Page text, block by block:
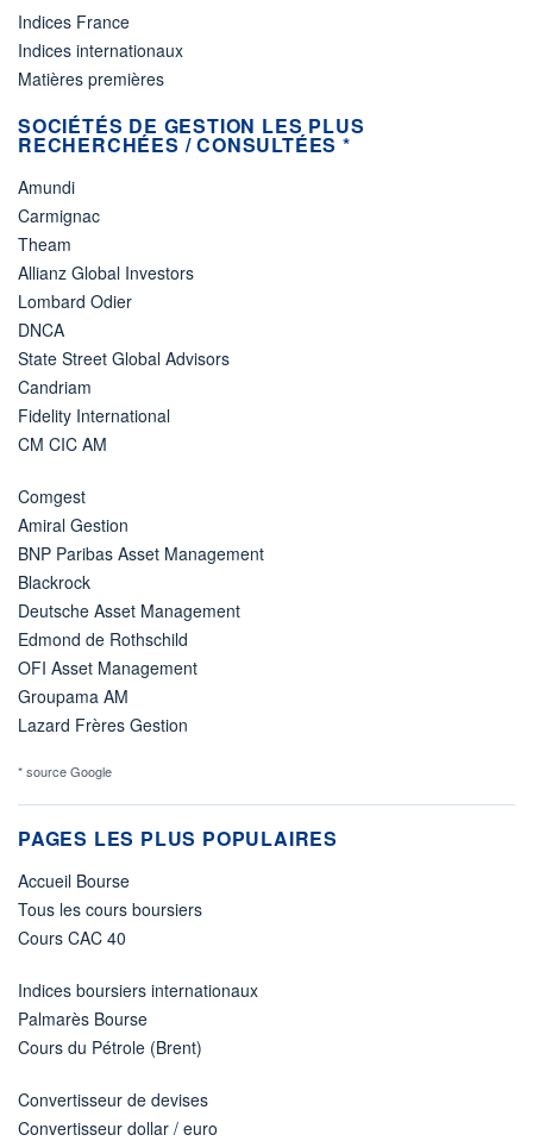
Indices France
Indices internationaux
Matières premières
SOCIÉTÉS DE GESTION LES PLUS
RECHERCHÉES / CONSULTÉES *
Amundi
Carmignac
Theam
Allianz Global Investors
Lombard Odier
DNCA
State Street Global Advisors
Candriam
Fidelity International
CM CIC AM
Comgest
Amiral Gestion
BNP Paribas Asset Management
Blackrock
Deutsche Asset Management
Edmond de Rothschild
OFI Asset Management
Groupama AM
Lazard Frères Gestion
* source Google
PAGES LES PLUS POPULAIRES
Accueil Bourse
Tous les cours boursiers
Cours CAC 40
Indices boursiers internationaux
Palmarès Bourse
Cours du Pétrole (Brent)
Convertisseur de devises
Convertisseur dollar / euro